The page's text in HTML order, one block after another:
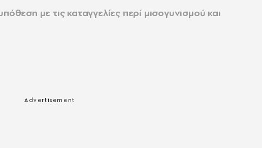
με τις καταγγελίες περί μισογυνισμού και